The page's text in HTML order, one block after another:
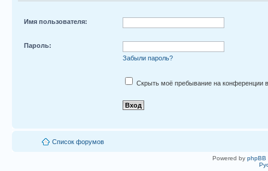
Имя пользователя:
Пароль:
Забыли пароль?
Скрыть моё пребывание на конференции в
Список форумов
Powered by phpBB